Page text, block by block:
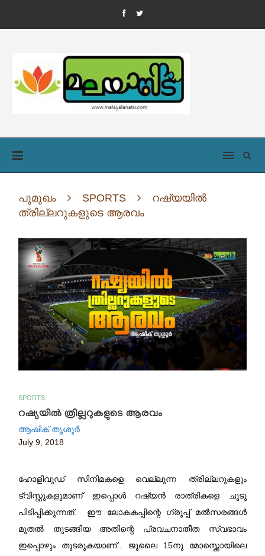
പൂമുഖം SPORTS
റഷ്യയിൽ
ത്രില്ലറുകളുടെ ആരവം
SPORTS
റഷ്യയിൽ ത്രില്ലറുകളുടെ ആരവം
ആഷിക് തൃശൂർ
July 9, 2018
ഹോളിവുഡ് സിനിമകളെ വെല്ലുന്ന ത്രില്ലറുകളും
ട്വിസ്റ്റുകളുമാണ് ഇപ്പൊള്‍ റഷ്യന്‍ രാത്രികളെ ചൂടു
പിടിപ്പിക്കുന്നത്. ഈ ലോകകപ്പിന്റെ ഗ്രൂപ്പ് മല്‍സരങ്ങള്‍
മുതല്‍ തുടങ്ങിയ അതിന്റെ പ്രവചനാതീത സ്വഭാവം
ഇപ്പൊഴും തുടരുകയാണ്.. ജൂലൈ 15നു മോസ്ക്കൊയിലെ